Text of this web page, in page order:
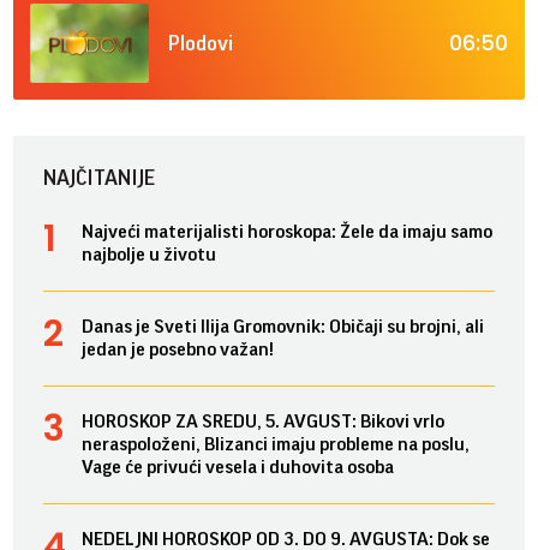
Plodovi 06:50
NAJČITANIJE
Najveći materijalisti horoskopa: Žele da imaju samo
najbolje u životu
Danas je Sveti Ilija Gromovnik: Običaji su brojni, ali
jedan je posebno važan!
HOROSKOP ZA SREDU, 5. AVGUST: Bikovi vrlo
neraspoloženi, Blizanci imaju probleme na poslu,
Vage će privući vesela i duhovita osoba
NEDELJNI HOROSKOP OD 3. DO 9. AVGUSTA: Dok se